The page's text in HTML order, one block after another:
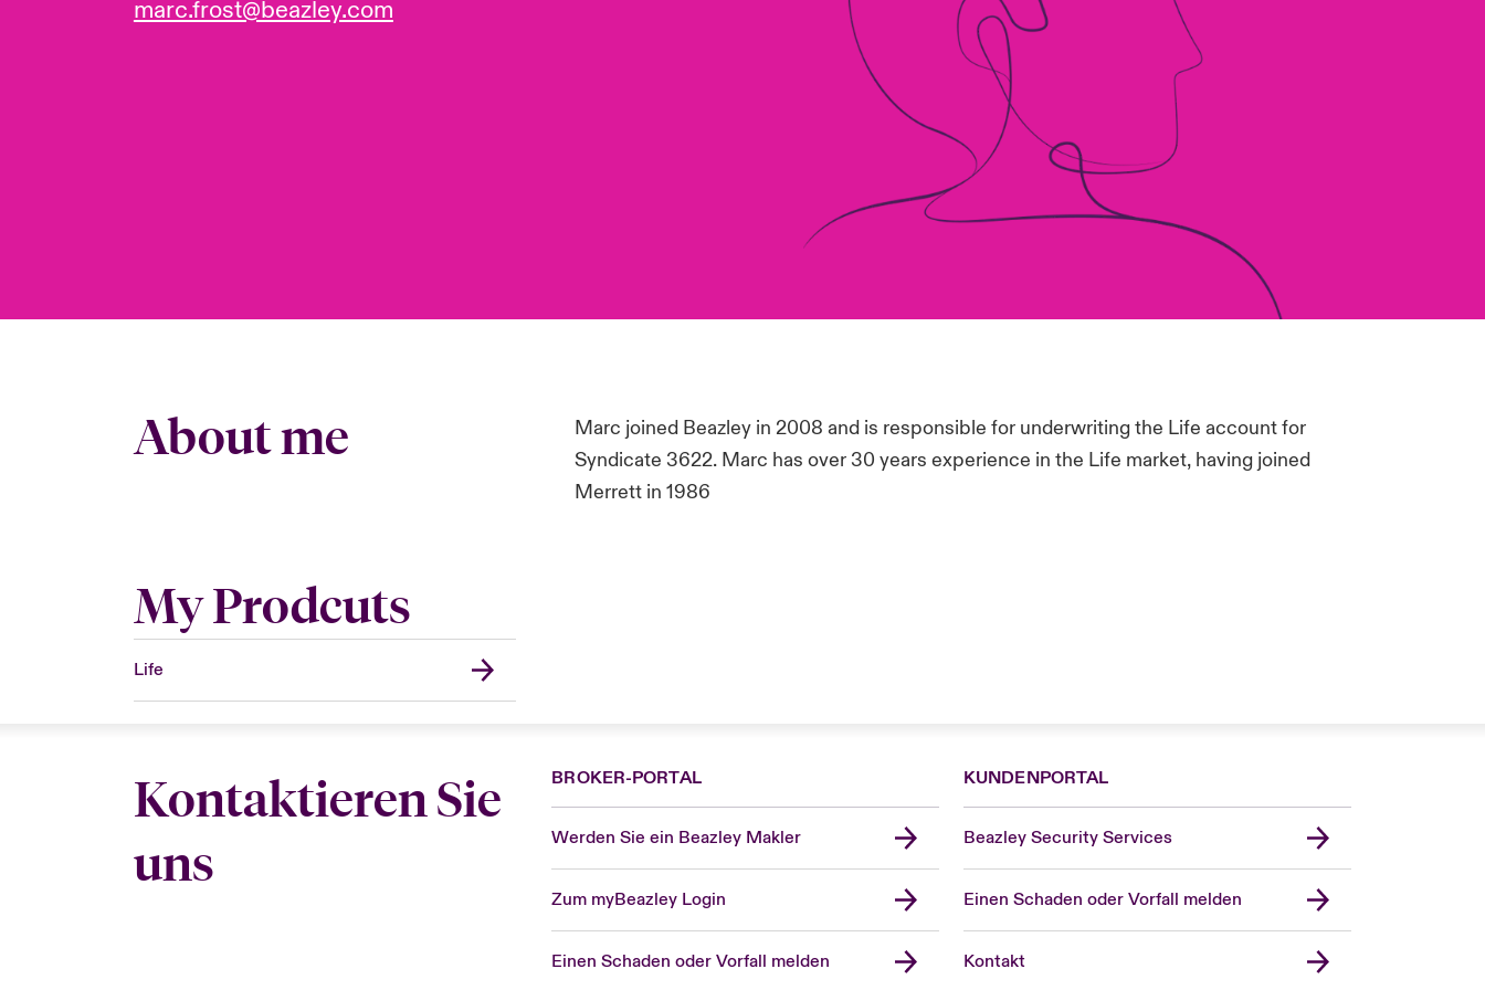
marc.frost@beazley.com
About me
Marc joined Beazley in 2008 and is responsible for underwriting the Life account for
Syndicate 3622. Marc has over 30 years experience in the Life market, having joined
Merrett in 1986
My Prodcuts
Life
Kontaktieren Sie
uns
BROKER-PORTAL
Werden Sie ein Beazley Makler
Zum myBeazley Login
Einen Schaden oder Vorfall melden
KUNDENPORTAL
Beazley Security Services
Einen Schaden oder Vorfall melden
KontaktUnited Kingdom